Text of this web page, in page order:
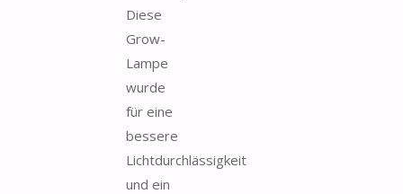
Diese
Grow-
Lampe
wurde
für eine
bessere
Lichtdurchlässigkeit
und ein